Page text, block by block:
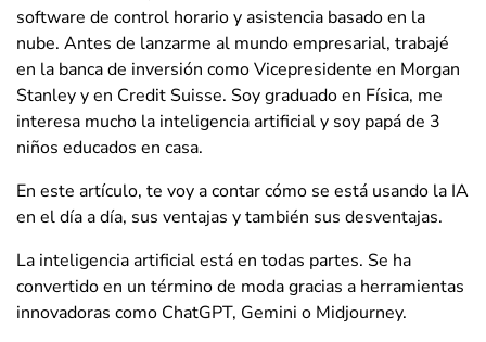
software de control horario y asistencia basado en la
nube. Antes de lanzarme al mundo empresarial, trabajé
en la banca de inversión como Vicepresidente en Morgan
Stanley y en Credit Suisse. Soy graduado en Física, me
interesa mucho la inteligencia artificial y soy papá de 3
niños educados en casa.
En este artículo, te voy a contar cómo se está usando la IA
en el día a día, sus ventajas y también sus desventajas.
La inteligencia artificial está en todas partes. Se ha
convertido en un término de moda gracias a herramientas
innovadoras como ChatGPT, Gemini o Midjourney.